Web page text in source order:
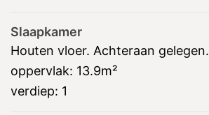
Slaapkamer
Houten vloer. Achteraan gelegen.
oppervlak: 13.9m²
verdiep: 1